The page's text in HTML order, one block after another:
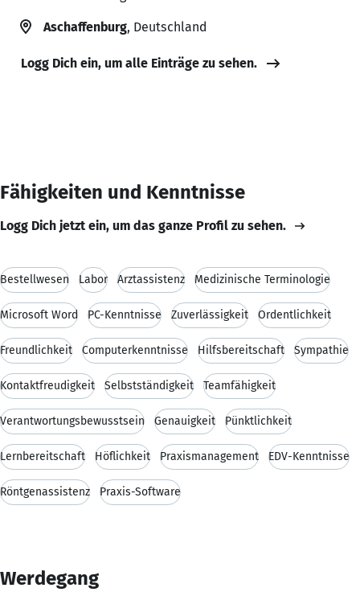
Aschaffenburg, Deutschland
Logg Dich ein, um alle Einträge zu sehen.
Fähigkeiten und Kenntnisse
Logg Dich jetzt ein, um das ganze Profil zu sehen.
Bestellwesen Labor Arztassistenz Medizinische Terminologie
Microsoft Word PC-Kenntnisse Zuverlässigkeit Ordentlichkeit
Freundlichkeit Computerkenntnisse Hilfsbereitschaft Sympathie
Kontaktfreudigkeit Selbstständigkeit Teamfähigkeit
Verantwortungsbewusstsein Genauigkeit Pünktlichkeit
Lernbereitschaft Höflichkeit Praxismanagement EDV-Kenntnisse
Röntgenassistenz Praxis-Software
Werdegang